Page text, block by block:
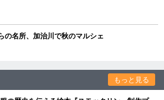
の名所、加治川で秋のマルシェ
もっと見る